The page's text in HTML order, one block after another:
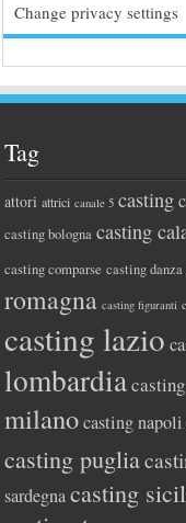
Change privacy settings
Tag
attori attrici canale 5 casting
casting bologna casting
casting comparse casting danza
romagna casting figuranti
casting lazio
lombardia
milano casting napoli
casting puglia
sardegna casting